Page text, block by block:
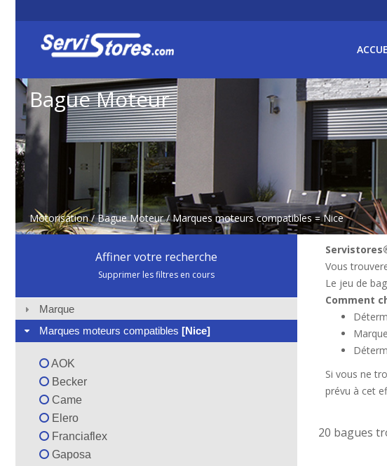
Bague Moteur
Motorisation /Bague Moteur / Marques moteurs compatibles = Nice
Affiner votre recherche
Supprimer les filtres en cours
Marque
Marques moteurs compatibles [Nice]
AOK
Becker
Came
Elero
Franciaflex
Gaposa
Vous
Le jeu de
Comment
Si vous ne
prévu à cet
20 bagues